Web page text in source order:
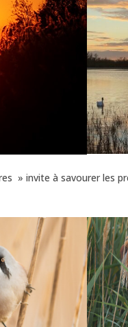
» invite à savourer les